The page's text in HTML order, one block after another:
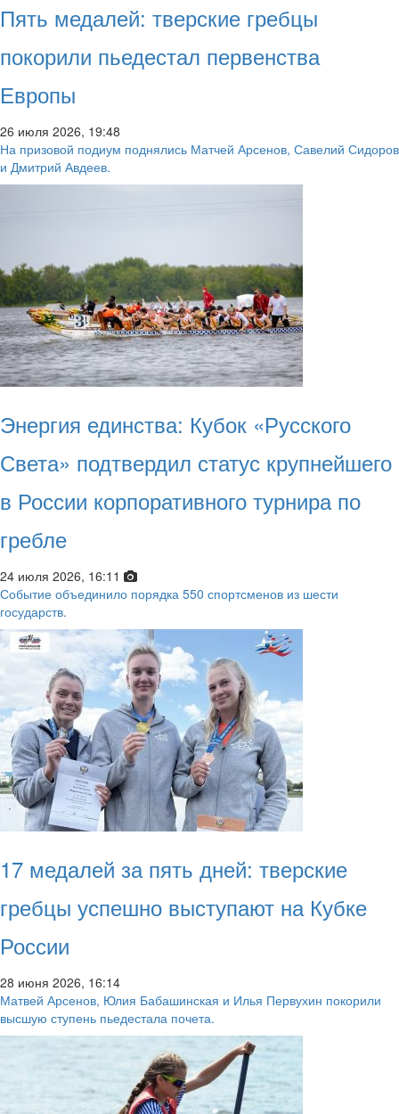
Пять медалей: тверские гребцы
покорили пьедестал первенства
Европы
26 июля 2026, 19:48
На призовой подиум поднялись Матчей Арсенов, Савелий Сидоров
и Дмитрий Авдеев.
Энергия единства: Кубок «Русского
Света» подтвердил статус крупнейшего
в России корпоративного турнира по
гребле
24 июля 2026, 16:11
Событие объединило порядка 550 спортсменов из шести
государств.
17 медалей за пять дней: тверские
гребцы успешно выступают на Кубке
России
28 июня 2026, 16:14
Матвей Арсенов, Юлия Бабашинская и Илья Первухин покорили
высшую ступень пьедестала почета.